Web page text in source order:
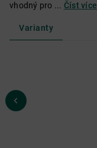
vhodný pro ... Číst více
Varianty